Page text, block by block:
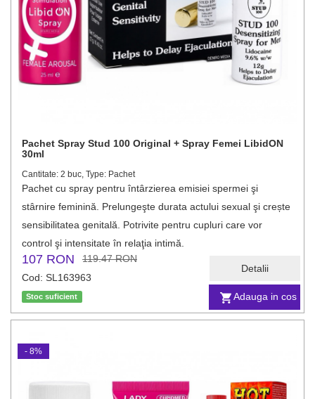
Adauga in cos
Detalii
Pachet Spray Stud 100 Original + Spray Femei LibidON
30ml
Cantitate: 2 buc, Type: Pachet
Pachet cu spray pentru întârzierea emisiei spermei şi
stârnire feminină. Prelungeşte durata actului sexual şi crește
sensibilitatea genitală. Potrivite pentru cupluri care vor
control şi intensitate în relaţia intimă.
107 RON
119.47 RON
Cod: SL163963
Stoc suficient
- 8%